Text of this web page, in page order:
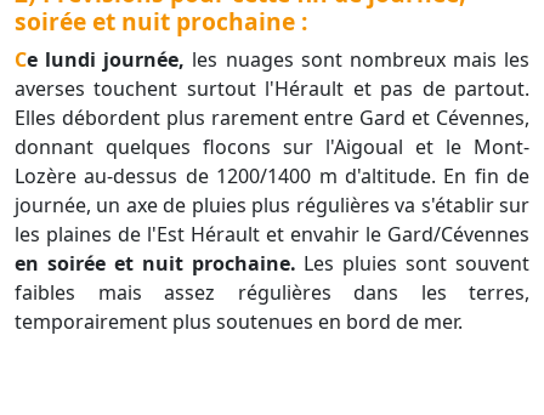
soirée et nuit prochaine :
Ce lundi journée, les nuages sont nombreux mais les
averses touchent surtout l'Hérault et pas de partout.
Elles débordent plus rarement entre Gard et Cévennes,
donnant quelques flocons sur l'Aigoual et le Mont-
Lozère au-dessus de 1200/1400 m d'altitude. En fin de
journée, un axe de pluies plus régulières va s'établir sur
les plaines de l'Est Hérault et envahir le Gard/Cévennes
en soirée et nuit prochaine. Les pluies sont souvent
faibles mais assez régulières dans les terres,
temporairement plus soutenues en bord de mer.